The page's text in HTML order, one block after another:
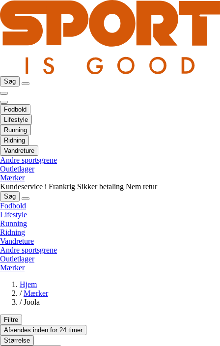
Søg
Fodbold
Lifestyle
Running
Ridning
Vandreture
Andre sportsgrene
Outletlager
Mærker
Kundeservice i Frankrig Sikker betaling Nem retur
Søg
Fodbold
Lifestyle
Running
Ridning
Vandreture
Andre sportsgrene
Outletlager
Mærker
Hjem
/ Mærker
/ Joola
Filtre
Afsendes inden for 24 timer
Størrelse